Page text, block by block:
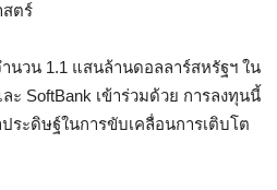
สตร์
วน 1.1 แสนล้านดอลลาร์สหรัฐฯ ใน
SoftBank เข้าร่วมด้วย การลงทุนนี้
ะดิษฐ์ในการขับเคลื่อนการเติบโต